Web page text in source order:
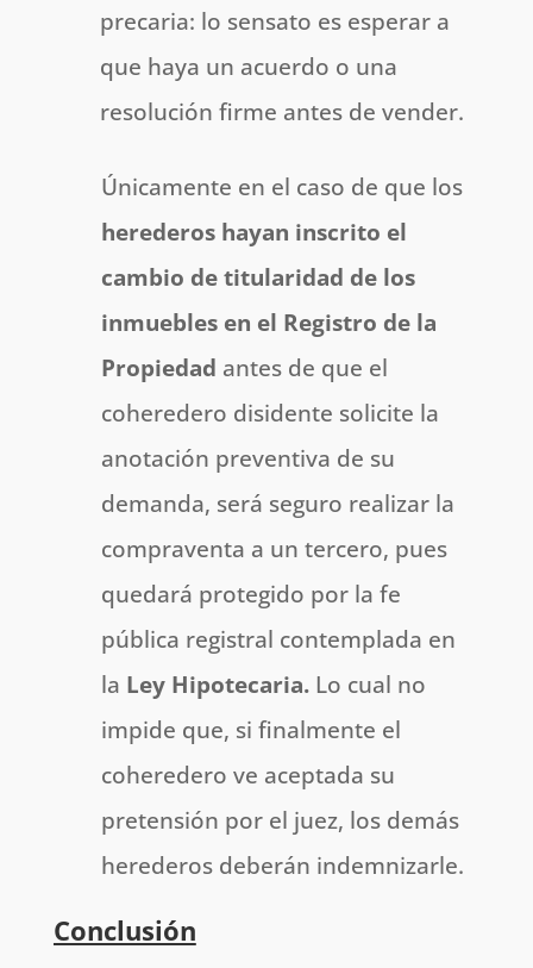
precaria: lo sensato es esperar a
que haya un acuerdo o una
resolución firme antes de vender.
Únicamente en el caso de que los
herederos hayan inscrito el
cambio de titularidad de los
inmuebles en el Registro de la
Propiedad antes de que el
coheredero disidente solicite la
anotación preventiva de su
demanda, será seguro realizar la
compraventa a un tercero, pues
quedará protegido por la fe
pública registral contemplada en
la Ley Hipotecaria.Lo cual no
impide que, si finalmente el
coheredero ve aceptada su
pretensión por el juez, los demás
herederos deberán indemnizarle.
Conclusión